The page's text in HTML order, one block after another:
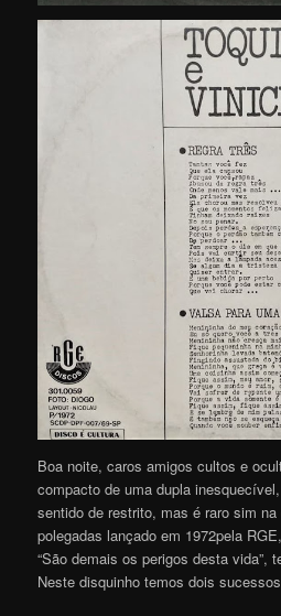
Boa noite, caros amigos cultos e
compacto de uma dupla
sentido de restrito, mas é raro sim
polegadas lançado em 1972pela
“São demais os perigos desta vida”,
Neste disquinho temos dois